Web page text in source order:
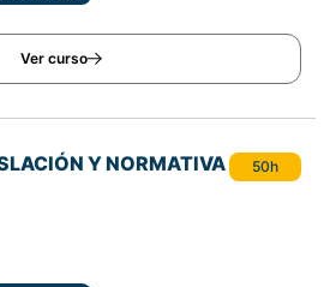
Ver curso
Y NORMATIVA
50h